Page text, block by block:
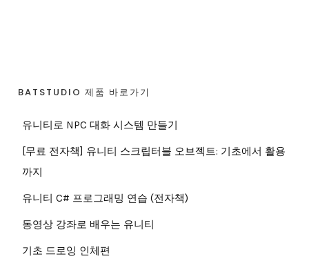
BATSTUDIO 제품 바로가기
유니티로 NPC 대화 시스템 만들기
[무료 전자책] 유니티 스크립터블 오브젝트: 기초에서 활용
까지
유니티 C# 프로그래밍 연습 (전자책)
동영상 강좌로 배우는 유니티
기초 드로잉 인체편